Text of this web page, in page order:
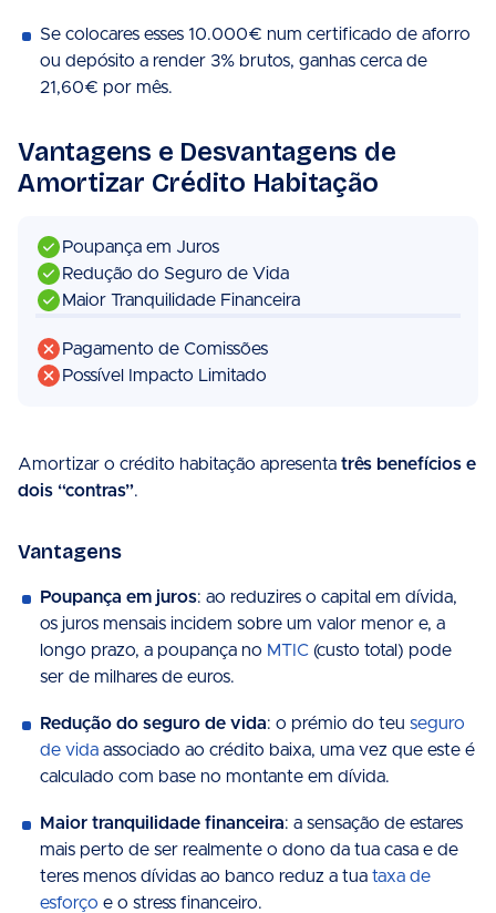
Se colocares esses 10.000€ num certificado de aforro
ou depósito a render 3% brutos, ganhas cerca de
21,60€ por mês.
Vantagens e Desvantagens de
Amortizar Crédito Habitação
Poupança em Juros
Redução do Seguro de Vida
Maior Tranquilidade Financeira
Pagamento de Comissões
Possível Impacto Limitado
Amortizar o crédito habitação apresenta três benefícios e
dois “contras”.
Vantagens
Poupança em juros: ao reduzires o capital em dívida,
os juros mensais incidem sobre um valor menor e, a
longo prazo, a poupança no MTIC (custo total) pode
ser de milhares de euros.
Redução do seguro de vida: o prémio do teu seguro
de vida associado ao crédito baixa, uma vez que este é
calculado com base no montante em dívida.
Maior tranquilidade financeira: a sensação de estares
mais perto de ser realmente o dono da tua casa e de
teres menos dívidas ao banco reduz a tua taxa de
esforço e o stress financeiro.